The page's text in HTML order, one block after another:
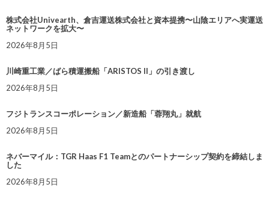
株式会社Univearth、倉吉運送株式会社と資本提携〜山陰エリアへ実運送
ネットワークを拡大〜
2026年8月5日
川崎重工業／ばら積運搬船「ARISTOS II」の引き渡し
2026年8月5日
フジトランスコーポレーション／新造船「蓉翔丸」就航
2026年8月5日
ネバーマイル：TGR Haas F1 Teamとのパートナーシップ契約を締結しま
した
2026年8月5日